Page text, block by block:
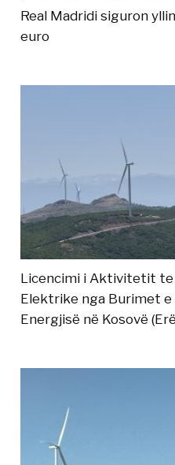
Real Madridi siguron
euro
Licencimi i Aktivitetit
Elektrike nga Burimet
Energjisë në Kosovë